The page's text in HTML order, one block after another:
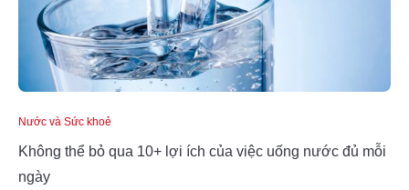
Nước và Sức khoẻ
Không thể bỏ qua 10+ lợi ích của việc uống nước đủ mỗi
ngày